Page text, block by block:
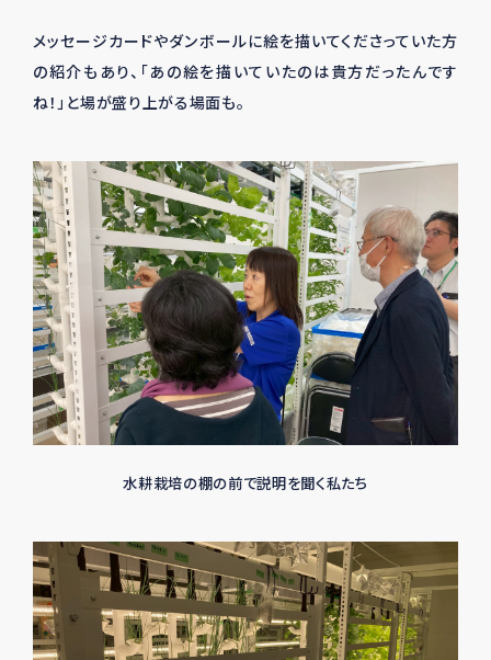
メッセージカードやダンボールに絵を描いてくださっていた方
の紹介もあり、「あの絵を描いていたのは貴方だったんです
ね！」と場が盛り上がる場面も。
水耕栽培の棚の前で説明を聞く私たち